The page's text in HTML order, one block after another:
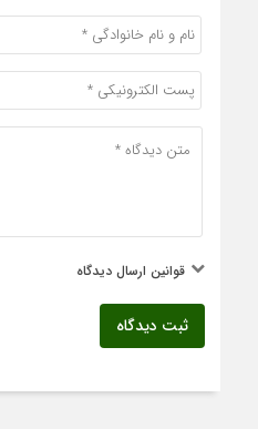
قوانین ارسال دیدگاه
ثبت دیدگاه